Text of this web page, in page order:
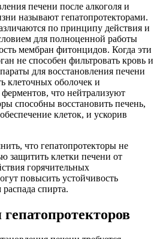
печени после алкоголя и
называют гепатопротекторами.
по принципу действия и
для полноценной работы
мембран фитонцидов. Когда эти
не способен фильтровать кровь и
для восстановления печени
клеточных оболочек и
что нейтрализуют
способны восстановить печень,
клеток, и ускорив
что гепатопротекторы не
защитить клетки печени от
горячительных
повысить устойчивость
спирта.